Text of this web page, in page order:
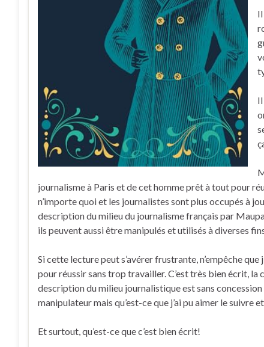
journalisme à Paris et de cet homme prêt à tout pour
n’importe quoi et les journalistes sont plus occupés à
description du milieu du journalisme français par
ils peuvent aussi être manipulés et utilisés à diverses
Si cette lecture peut s’avérer frustrante, n’empêche
pour réussir sans trop travailler. C’est très bien écrit, la
description du milieu journalistique est sans
manipulateur mais qu’est-ce que j’ai pu aimer le suivre
Et surtout, qu’est-ce que c’est bien écrit!